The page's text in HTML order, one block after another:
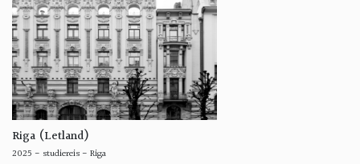
Riga (Letland)
2025 - studiereis - Riga